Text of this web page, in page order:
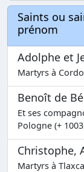
Saints ou
prénom
Adolphe et
Martyrs à
Benoît de
Et ses
Pologne (+
Christophe,
Martyrs à